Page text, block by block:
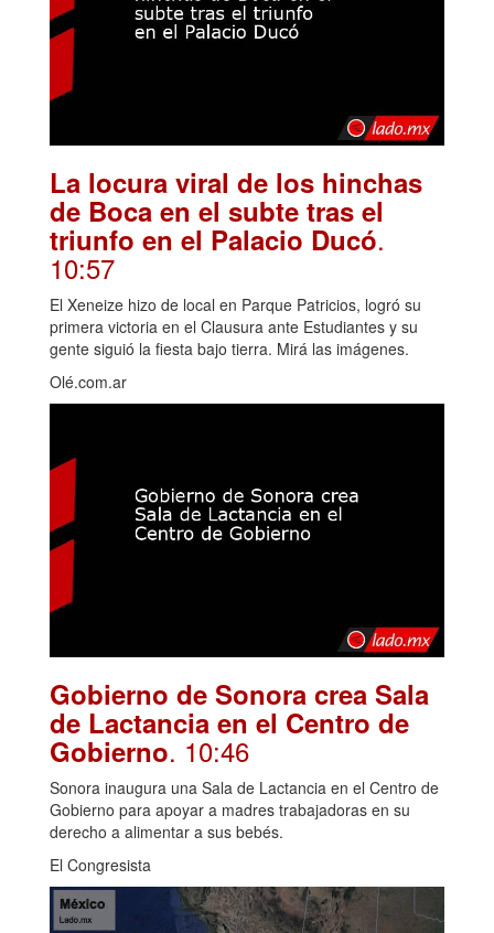
La locura viral de los hinchas
de Boca en el subte tras el
triunfo en el Palacio Ducó.
10:57
El Xeneize hizo de local en Parque Patricios, logró su
primera victoria en el Clausura ante Estudiantes y su
gente siguió la fiesta bajo tierra. Mirá las imágenes.
Olé.com.ar
Gobierno de Sonora crea Sala
de Lactancia en el Centro de
Gobierno. 10:46
Sonora inaugura una Sala de Lactancia en el Centro de
Gobierno para apoyar a madres trabajadoras en su
derecho a alimentar a sus bebés.
El Congresista